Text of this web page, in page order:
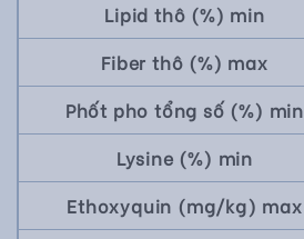
Lipid thô (%) min
Fiber thô (%) max
Phốt pho tổng số (%) min
Lysine (%) min
Ethoxyquin (mg/kg) max